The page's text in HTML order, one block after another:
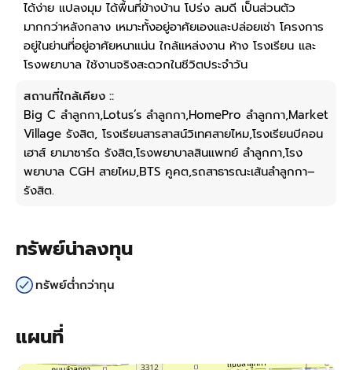
ได้ง่าย แปลงมุม ได้พื้นที่ข้างบ้าน โปร่ง ลมดี เป็นส่วนตัว
มากกว่าหลังกลาง เหมาะทั้งอยู่อาศัยเองและปล่อยเช่า โครงการ
อยู่ในย่านที่อยู่อาศัยหนาแน่น ใกล้แหล่งงาน ห้าง โรงเรียน และ
โรงพยาบาล ใช้งานจริงสะดวกในชีวิตประจำวัน
สถานที่ใกล้เคียง ::
Big C ลำลูกกา,Lotus’s ลำลูกกา,HomePro ลำลูกกา,Market
Village รังสิต, โรงเรียนสารสาสน์วิเทศสายไหม,โรงเรียนบีคอน
เฮาส์ ยามาซาร์ด รังสิต,โรงพยาบาลสินแพทย์ ลำลูกกา,โรง
พยาบาล CGH สายไหม,BTS คูคต,รถสาธารณะเส้นลำลูกกา–
รังสิต.
ทรัพย์น่าลงทุน
ทรัพย์ต่ำกว่าทุน
แผนที่